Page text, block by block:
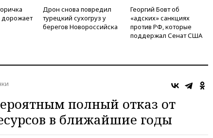
дорожает
Дрон снова повредил
турецкий сухогруз у
берегов Новороссийска
Георгий Бовт об
«адских» санкциях
против РФ, которые
поддержал Сенат США
полный отказ от
в ближайшие годы